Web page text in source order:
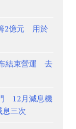
2億元 用於
結束營運 去
12月減息機
三次